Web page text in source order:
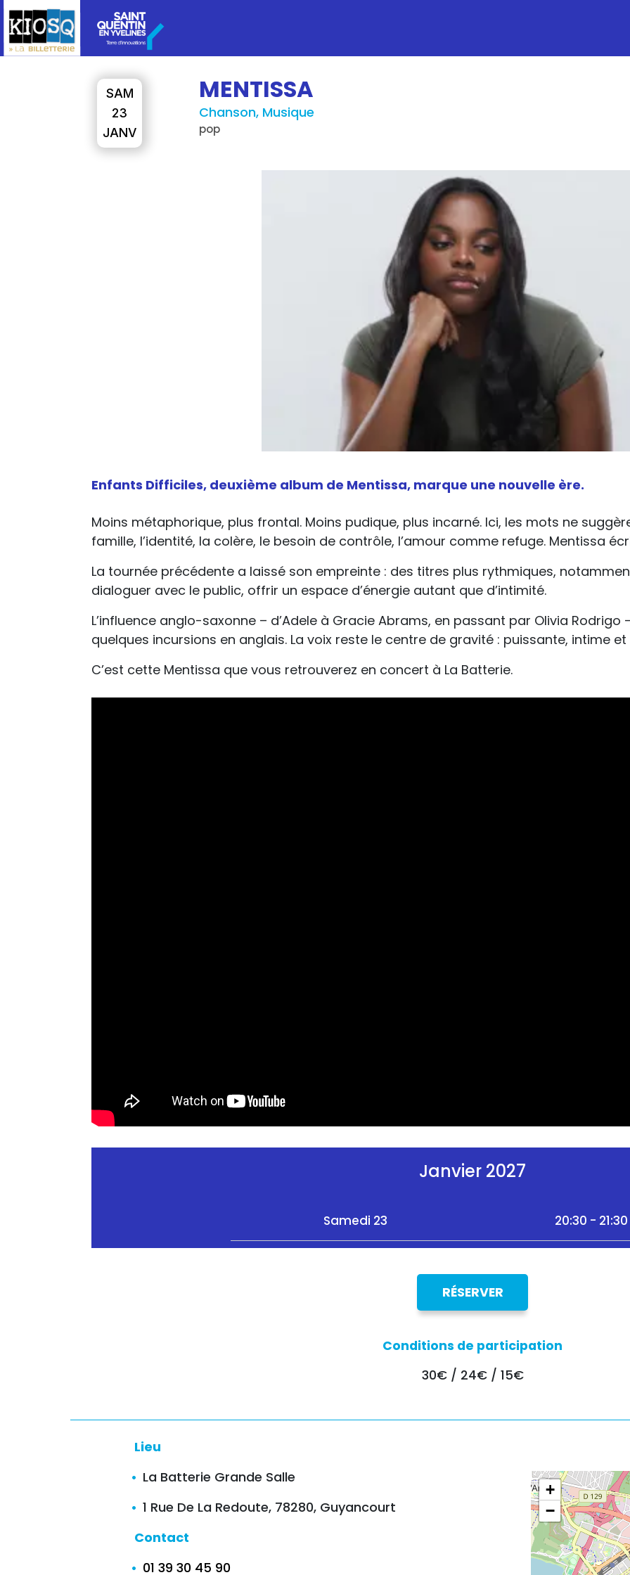
SAM
23
JANV
MENTISSA
Chanson, Musique
pop
Enfants Difficiles, deuxième album de Mentissa, marque une nouvelle ère.
Moins métaphorique, plus frontal. Moins pudique, plus incarné. Ici, les mots ne
famille, l’identité, la colère, le besoin de contrôle, l’amour comme refuge. Mentissa
La tournée précédente a laissé son empreinte : des titres plus rythmiques,
dialoguer avec le public, offrir un espace d’énergie autant que d’intimité.
L’influence anglo-saxonne – d’Adele à Gracie Abrams, en passant par Olivia
quelques incursions en anglais. La voix reste le centre de gravité : puissante, intime
C’est cette Mentissa que vous retrouverez en concert à La Batterie.
Janvier 2027
Samedi 23 20:30 - 21:30
RÉSERVER
Conditions de participation
30€ / 24€ / 15€
Lieu
La Batterie Grande Salle
1 Rue De La Redoute, 78280, Guyancourt
Contact
01 39 30 45 90
+
−